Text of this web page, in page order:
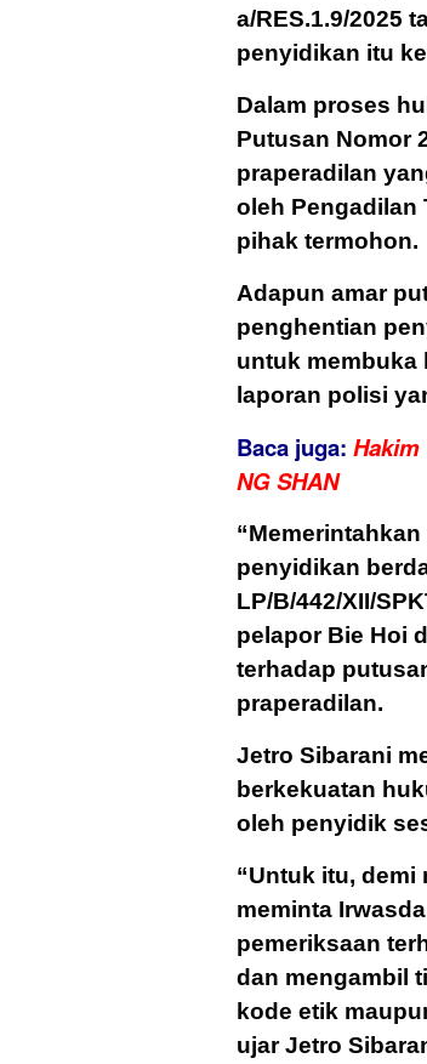
a/RES.1.9/2025
penyidikan itu
Dalam proses
Putusan Nomor
praperadilan
oleh Pengadilan
pihak termohon.
Adapun amar
penghentian
untuk membuka
laporan polisi
Baca juga: Hakim
NG SHAN
penyidikan
LP/B/442/XII/
pelapor Bie Hoi
terhadap
praperadilan.
Jetro Sibarani
berkekuatan
oleh penyidik
“Untuk itu, demi
meminta
pemeriksaan
dan mengambil
kode etik
ujar Jetro